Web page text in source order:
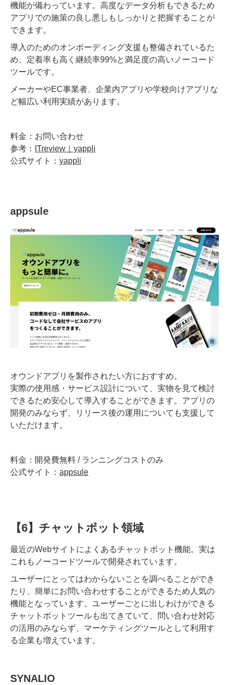
機能が備わっています。高度なデータ分析もできるため
アプリでの施策の良し悪しもしっかりと把握することが
できます。
導入のためのオンボーディング支援も整備されているた
め、定着率も高く継続率99%と満足度の高いノーコード
ツールです。
メーカーやEC事業者、企業内アプリや学校向けアプリな
ど幅広い利用実績があります。
料金：お問い合わせ
参考：
ITreview｜yappli
公式サイト： yappli
appsule
オウンドアプリを製作されたい方におすすめ。
実際の使用感・サービス設計について、実物を見て検討
できるため安心して導入することができます。アプリの
開発のみならず、リリース後の運用についても支援して
いただけます。
料金：開発費無料 / ランニングコストのみ
公式サイト： appsule
【6】チャットボット領域
最近のWebサイトによくあるチャットボット機能。実は
これもノーコードツールで開発されています。
ユーザーにとってはわからないことを調べることができ
たり、簡単にお問い合わせすることができるため人気の
機能となっています。ユーザーごとに出しわけができる
チャットボットツールも出てきていて、問い合わせ対応
の活用のみならず、マーケティングツールとして利用す
る企業も増えています。
SYNALIO